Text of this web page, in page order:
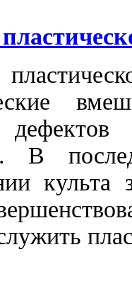
В
культа